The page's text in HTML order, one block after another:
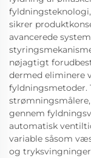
sikrer
avancerede
nøjagtigt
dermed eliminere
fyldningsmetoder.
gennem
automatisk
variable såsom
og